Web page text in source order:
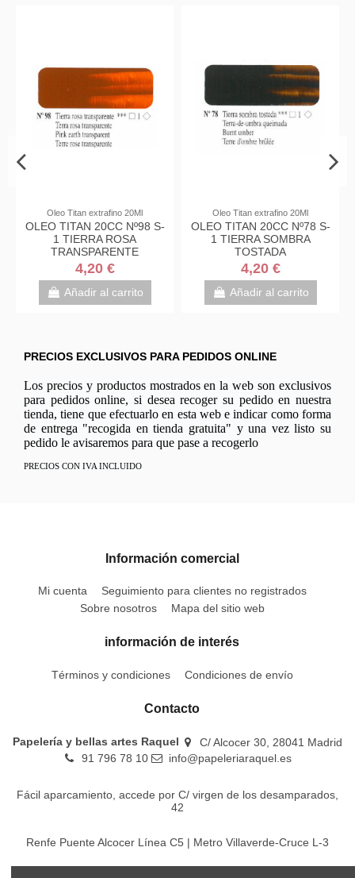
Oleo Titan extrafino 20Ml
OLEO TITAN 20CC Nº98 S-
1 TIERRA ROSA
TRANSPARENTE
4,20 €
Añadir al carrito
Oleo Titan extrafino 20Ml
OLEO TITAN 20CC Nº78 S-
1 TIERRA SOMBRA
TOSTADA
4,20 €
Añadir al carrito
PRECIOS EXCLUSIVOS PARA PEDIDOS ONLINE
Los precios y productos mostrados en la web son exclusivos
para pedidos online, si desea recoger su pedido en nuestra
tienda, tiene que efectuarlo en esta web e indicar como forma
de entrega "recogida en tienda gratuita" y una vez listo su
pedido le avisaremos para que pase a recogerlo
PRECIOS CON IVA INCLUIDO
Información comercial
Mi cuenta
Seguimiento para clientes no registrados
Sobre nosotros
Mapa del sitio web
información de interés
Términos y condiciones Condiciones de envío
Contacto
Papelería y bellas artes Raquel
C/ Alcocer 30, 28041 Madrid
91 796 78 10
info@papeleriaraquel.es
Fácil aparcamiento, accede por C/ virgen de los desamparados,
42
Renfe Puente Alcocer Línea C5 | Metro Villaverde-Cruce L-3